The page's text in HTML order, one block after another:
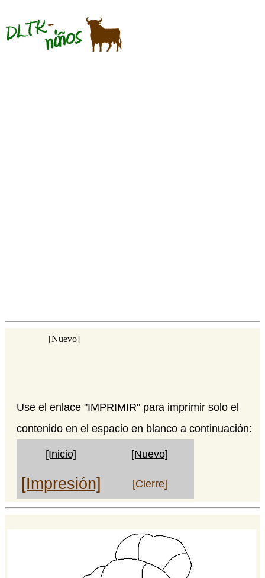
[Nuevo]
Use el enlace "IMPRIMIR" para imprimir solo el
contenido en el espacio en blanco a continuación:
[Inicio] [Nuevo]
[Impresión] [Cierre]